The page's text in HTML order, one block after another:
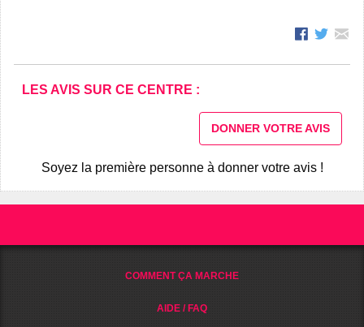
LES AVIS SUR CE CENTRE :
DONNER VOTRE AVIS
Soyez la première personne à donner votre avis !
COMMENT ÇA MARCHE
AIDE / FAQ